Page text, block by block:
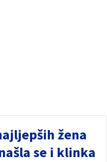
žena
se i klinka